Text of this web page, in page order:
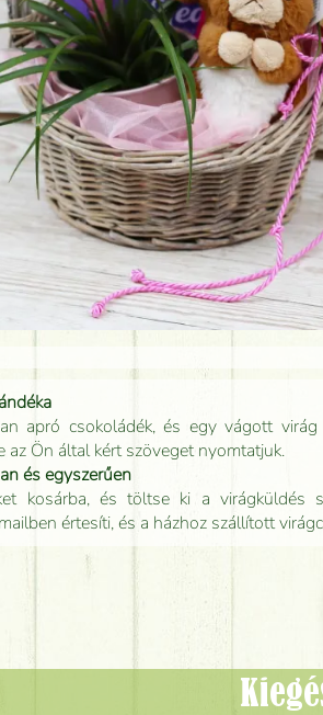
apró csokoládék, és egy vágott
az Ön által kért szöveget nyomtatjuk.
és egyszerűen
kosárba, és töltse ki a virágküldés
értesíti, és a házhoz szállított